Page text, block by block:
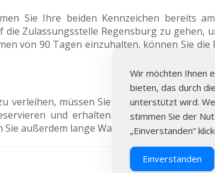
Sie Ihre beiden Kennzeichen bereits
Zulassungsstelle Regensburg zu gehen,
von 90 Tagen einzuhalten, können Sie
verleihen, müssen Sie nur drei Schritte
und erhalten Sie bereits am
Sie außerdem lange Wartzeiten.
Wir möchten Ihnen
bieten, das durch
unterstützt wird.
stimmen Sie der
„Einverstanden“
Einverstanden